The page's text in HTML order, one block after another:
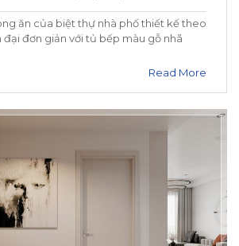
ăn của biệt thự nhà phố thiết kế theo
đơn giản với tủ bếp màu gỗ nhã
Read More